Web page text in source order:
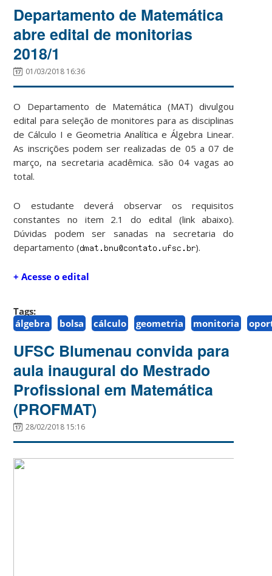
Departamento de Matemática
abre edital de monitorias
2018/1
01/03/2018 16:36
O Departamento de Matemática (MAT) divulgou
edital para seleção de monitores para as disciplinas
de Cálculo I e Geometria Analítica e Álgebra Linear.
As inscrições podem ser realizadas de 05 a 07 de
março, na secretaria acadêmica. são 04 vagas ao
total.
O estudante deverá observar os requisitos
constantes no item 2.1 do edital (link abaixo).
Dúvidas podem ser sanadas na secretaria do
departamento (
).
+ Acesse o edital
Tags:
álgebra
bolsa cálculo geometria monitoria
UFSC Blumenau convida para
aula inaugural do Mestrado
Profissional em Matemática
(PROFMAT)
28/02/2018 15:16